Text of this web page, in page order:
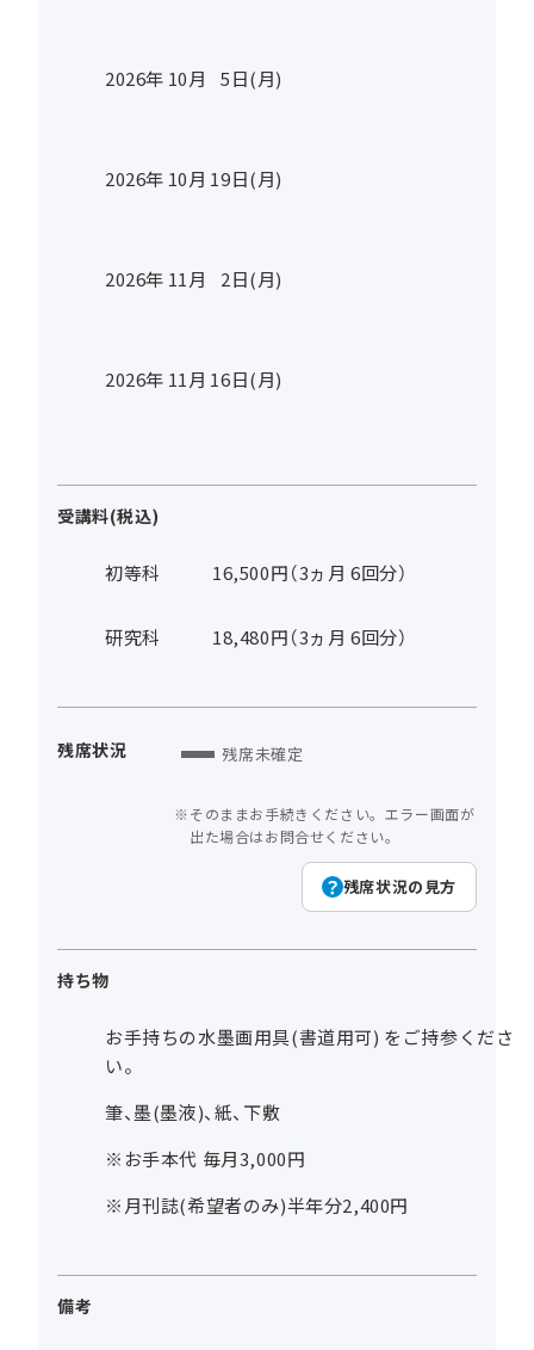
2026年 10月 5日(月)
2026年 10月 19日(月)
2026年 11月 2日(月)
2026年 11月 16日(月)
受講料(税込)
初等科 16,500円（3ヵ月 6回分）
研究科 18,480円（3ヵ月 6回分）
残席状況 残席未確定
そのままお手続きください。エラー画面が
出た場合はお問合せください。
残席状況の見方
持ち物
お手持ちの水墨画用具(書道用可) をご持参くださ
い。
筆、墨(墨液)、紙、下敷
※お手本代 毎月3,000円
※月刊誌(希望者のみ)半年分2,400円
備考